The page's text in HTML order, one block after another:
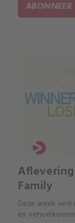
ABONNEER
Family
Deze week
en